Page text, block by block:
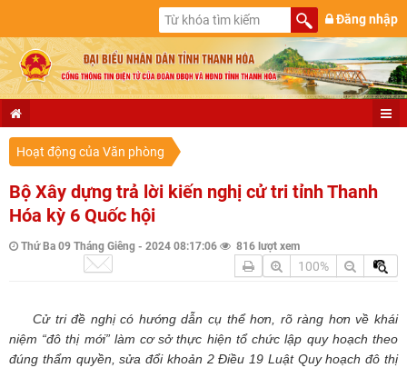
Đăng nhập
Hoạt động của Văn phòng
Bộ Xây dựng trả lời kiến nghị cử tri tỉnh Thanh
Hóa kỳ 6 Quốc hội
Thứ Ba 09 Tháng Giêng - 2024 08:17:06 816 lượt xem
100%
Cử tri đề nghị có hướng dẫn cụ thể hơn, rõ ràng hơn về khái
niệm “đô thị mới” làm cơ sở thực hiện tổ chức lập quy hoạch theo
đúng thẩm quyền, sửa đổi khoản 2 Điều 19 Luật Quy hoạch đô thị